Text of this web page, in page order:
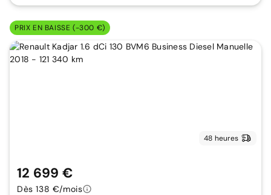
PRIX EN BAISSE (-300 €)
48 heures
12 699 €
Dès 138 €/mois